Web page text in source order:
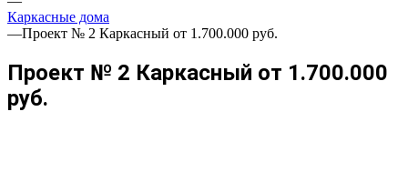
Каркасные дома
—Проект № 2 Каркасный от 1.700.000 руб.
Проект № 2 Каркасный от 1.700.000
руб.